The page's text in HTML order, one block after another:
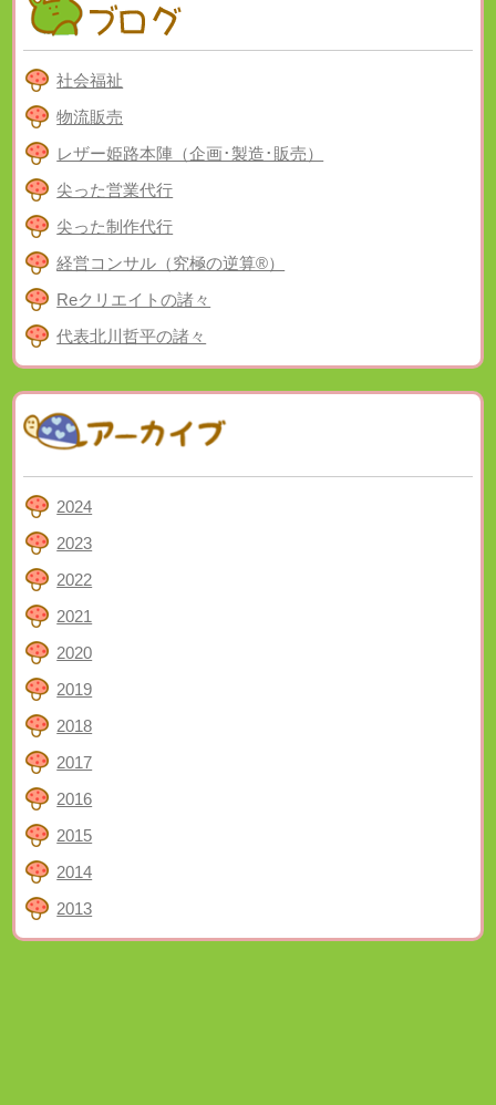
社会福祉
物流販売
レザー姫路本陣（企画･製造･販売）
尖った営業代行
尖った制作代行
経営コンサル（究極の逆算®）
Reクリエイトの諸々
代表北川哲平の諸々
2024
2023
2022
2021
2020
2019
2018
2017
2016
2015
2014
2013